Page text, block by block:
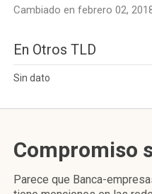
Cambiado en febrero 02,
En Otros TLD
Sin dato
Compromiso
Parece que Banca-